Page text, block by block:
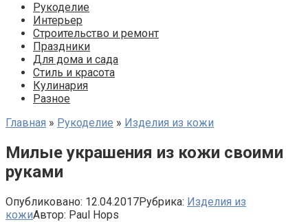
Рукоделие
Интерьер
Строительство и ремонт
Праздники
Для дома и сада
Стиль и красота
Кулинария
Разное
Главная » Рукоделие » Изделия из кожи
Милые украшения из кожи своими
руками
Опубликовано: 12.04.2017Рубрика: Изделия из
кожиАвтор: Paul Hops